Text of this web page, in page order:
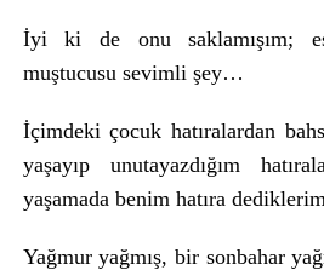
İyi ki de onu saklamışım;
muştucusu sevimli şey…
İçimdeki çocuk hatıralardan
yaşayıp unutayazdığım
yaşamada benim hatıra
Yağmur yağmış, bir sonbahar